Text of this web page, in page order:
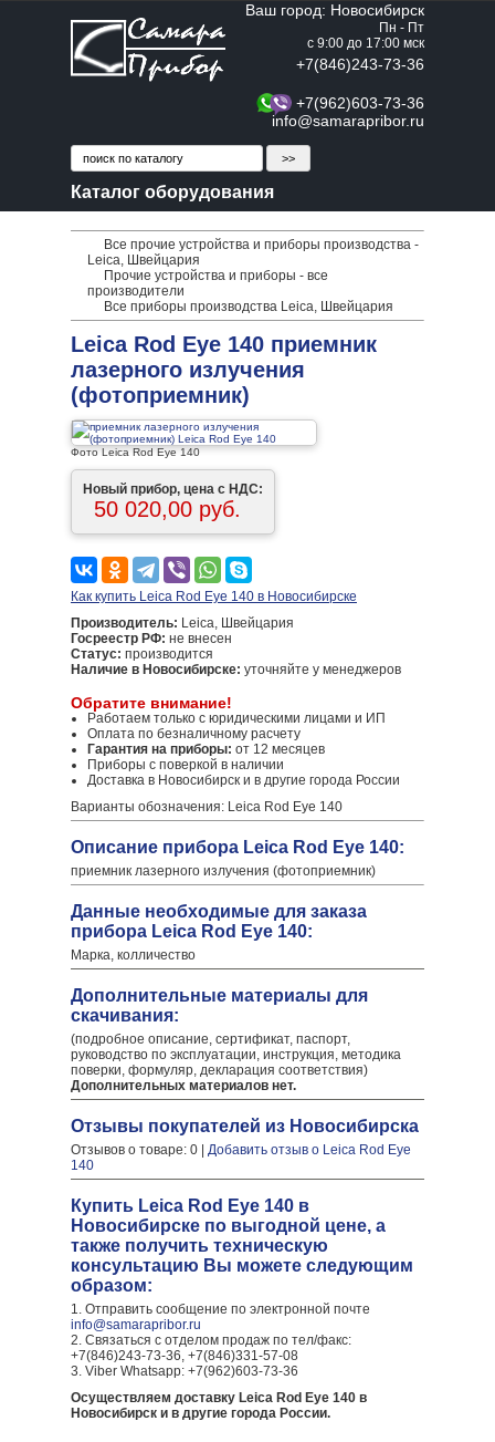
Ваш город: Новосибирск
Пн - Пт
с 9:00 до 17:00 мск
+7(846)243-73-36
+7(962)603-73-36
info@samarapribor.ru
Каталог оборудования
Все прочие устройства и приборы производства -
Leica, Швейцария
Прочие устройства и приборы - все
производители
Все приборы производства Leica, Швейцария
Leica Rod Eye 140 приемник
лазерного излучения
(фотоприемник)
Фото Leica Rod Eye 140
Новый прибор, цена с НДС:
50 020,00 руб.
Как купить Leica Rod Eye 140 в Новосибирске
Производитель: Leica, Швейцария
Госреестр РФ: не внесен
Статус: производится
Наличие в Новосибирске: уточняйте у менеджеров
Обратите внимание!
Работаем только с юридическими лицами и ИП
Оплата по безналичному расчету
Гарантия на приборы: от 12 месяцев
Приборы с поверкой в наличии
Доставка в Новосибирск и в другие города России
Варианты обозначения: Leica Rod Eye 140
Описание прибора Leica Rod Eye 140:
приемник лазерного излучения (фотоприемник)
Данные необходимые для заказа
прибора Leica Rod Eye 140:
Марка, колличество
Дополнительные материалы для
скачивания:
(подробное описание, сертификат, паспорт,
руководство по эксплуатации, инструкция, методика
поверки, формуляр, декларация соответствия)
Дополнительных материалов нет.
Отзывы покупателей из Новосибирска
Отзывов о товаре: 0 | Добавить отзыв о Leica Rod Eye
140
Купить Leica Rod Eye 140 в
Новосибирске по выгодной цене, а
также получить техническую
консультацию Вы можете следующим
образом:
1. Отправить сообщение по электронной почте
info@samarapribor.ru
2. Связаться с отделом продаж по тел/факс:
+7(846)243-73-36, +7(846)331-57-08
3. Viber Whatsapp: +7(962)603-73-36
Осуществляем доставку Leica Rod Eye 140 в
Новосибирск и в другие города России.